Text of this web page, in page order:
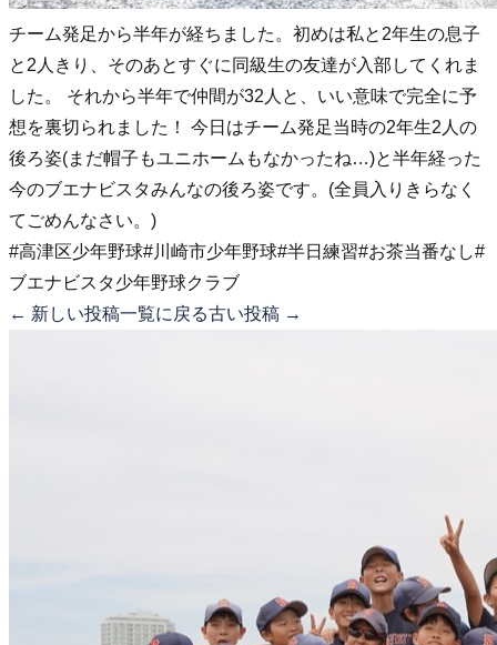
チーム発足から半年が経ちました。初めは私と2年生の息子
と2人きり、そのあとすぐに同級生の友達が入部してくれま
した。 それから半年で仲間が32人と、いい意味で完全に予
想を裏切られました！ 今日はチーム発足当時の2年生2人の
後ろ姿(まだ帽子もユニホームもなかったね…)と半年経った
今のブエナビスタみんなの後ろ姿です。(全員入りきらなく
てごめんなさい。)
#高津区少年野球#川崎市少年野球#半日練習#お茶当番なし#
ブエナビスタ少年野球クラブ
← 新しい投稿一覧に戻る古い投稿 →